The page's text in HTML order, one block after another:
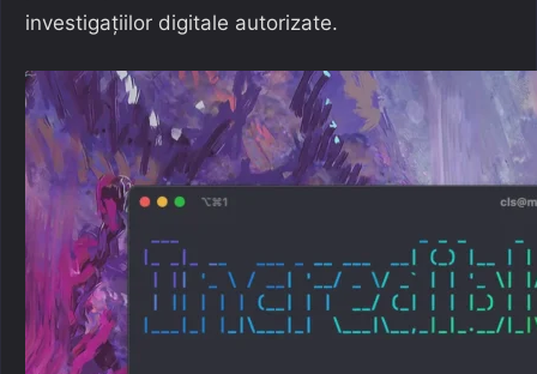
investigațiilor digitale autorizate.